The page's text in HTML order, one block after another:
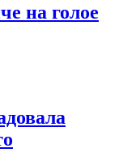
на голое